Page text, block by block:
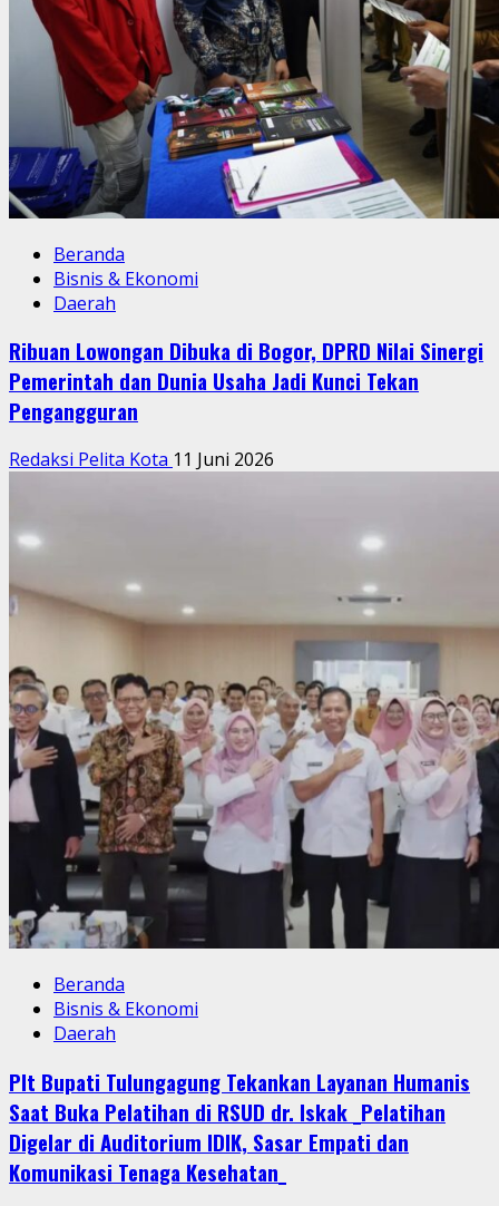
Beranda
Bisnis & Ekonomi
Daerah
Ribuan Lowongan Dibuka di Bogor, DPRD Nilai Sinergi
Pemerintah dan Dunia Usaha Jadi Kunci Tekan
Pengangguran
Redaksi Pelita Kota 11 Juni 2026
Beranda
Bisnis & Ekonomi
Daerah
Plt Bupati Tulungagung Tekankan Layanan Humanis
Saat Buka Pelatihan di RSUD dr. Iskak _Pelatihan
Digelar di Auditorium IDIK, Sasar Empati dan
Komunikasi Tenaga Kesehatan_